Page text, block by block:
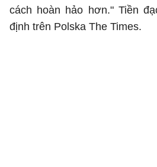
cách hoàn hảo hơn." Tiền
định trên Polska The Times.